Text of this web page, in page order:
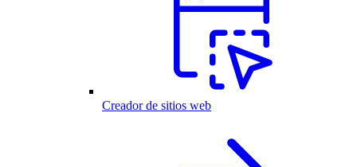
Creador de sitios web